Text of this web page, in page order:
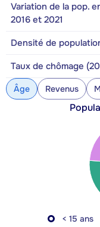
Variation de la pop.
2016 et 2021
Densité de
Taux de chômage
Âge Revenus
< 15 ans